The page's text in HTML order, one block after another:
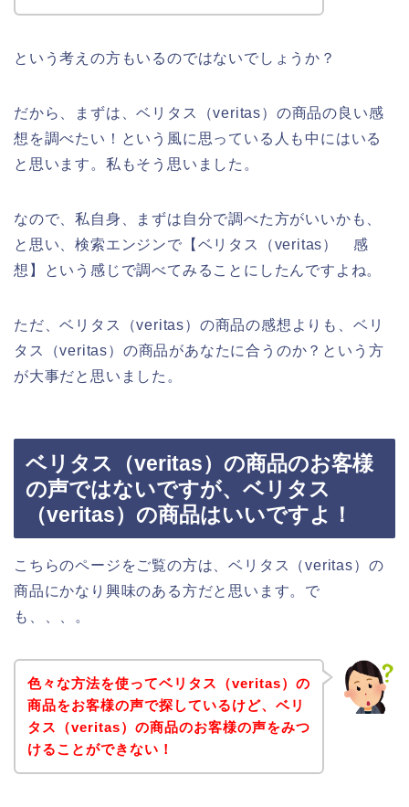
という考えの方もいるのではないでしょうか？
だから、まずは、ベリタス（veritas）の商品の良い感
想を調べたい！という風に思っている人も中にはいる
と思います。私もそう思いました。
なので、私自身、まずは自分で調べた方がいいかも、
と思い、検索エンジンで【ベリタス（veritas） 感
想】という感じで調べてみることにしたんですよね。
ただ、ベリタス（veritas）の商品の感想よりも、ベリ
タス（veritas）の商品があなたに合うのか？という方
が大事だと思いました。
ベリタス（veritas）の商品のお客様
の声ではないですが、ベリタス
（veritas）の商品はいいですよ！
こちらのページをご覧の方は、ベリタス（veritas）の
商品にかなり興味のある方だと思います。で
も、、、。
色々な方法を使ってベリタス（veritas）の
商品をお客様の声で探しているけど、ベリ
タス（veritas）の商品のお客様の声をみつ
けることができない！